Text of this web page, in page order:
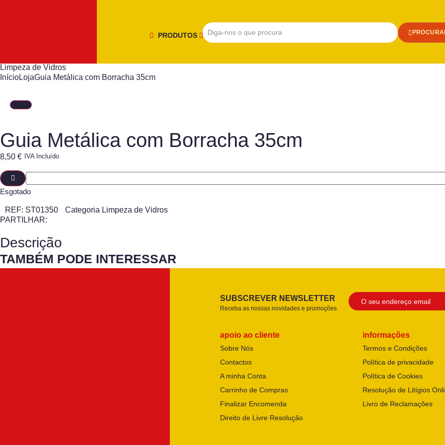
PRODUTOS
Limpeza de Vidros
InícioLojaGuia Metálica com Borracha 35cm
Guia Metálica com Borracha 35cm
8,50 € IVA Incluído
Esgotado
REF: ST01350 Categoria Limpeza de Vidros
PARTILHAR:
Descrição
TAMBÉM PODE INTERESSAR
SUBSCREVER NEWSLETTER
Receba as nossas novidades e promoções
apoio ao cliente
Sobre Nós
Contactos
A minha Conta
Carrinho de Compras
Finalizar Encomenda
Direito de Livre Resolução
informações
Termos e Condições
Política de privacidade
Política de Cookies
Resolução de Litígios
Livro de Reclamações